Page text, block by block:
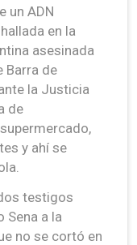
un ADN
en la
asesinada
Barra de
la Justicia
de
y ahí se
testigos
Sena a la
no se cortó en